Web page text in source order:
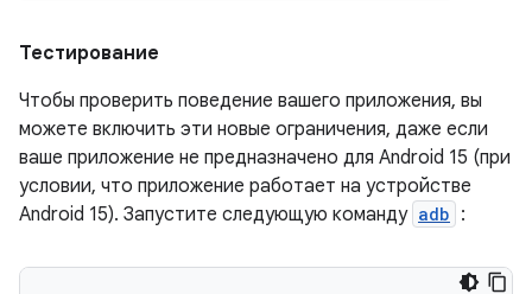
Тестирование
Чтобы проверить поведение вашего приложения, вы
можете включить эти новые ограничения, даже если
ваше приложение не предназначено для Android 15 (при
условии, что приложение работает на устройстве
Android 15). Запустите следующую команду adb :